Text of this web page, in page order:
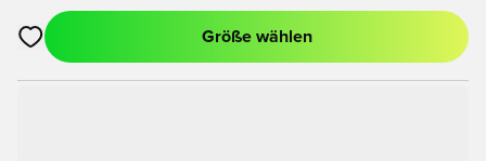
Öffnet ein Fenster zum Anmelden oder Registrieren als
Größe wählen